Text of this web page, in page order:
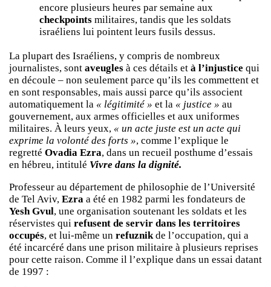
encore plusieurs heures par semaine aux
checkpoints militaires, tandis que les soldats
israéliens lui pointent leurs fusils dessus.
La plupart des Israéliens, y compris de nombreux
journalistes, sont aveugles à ces détails et à l’injustice qui
en découle – non seulement parce qu’ils les commettent et
en sont responsables, mais aussi parce qu’ils associent
automatiquement la « légitimité » et la « justice » au
gouvernement, aux armes officielles et aux uniformes
militaires. À leurs yeux, « un acte juste est un acte qui
exprime la volonté des forts », comme l’explique le
regretté Ovadia Ezra, dans un recueil posthume d’essais
en hébreu, intitulé Vivre dans la dignité.
Professeur au département de philosophie de l’Université
de Tel Aviv, Ezra a été en 1982 parmi les fondateurs de
Yesh Gvul, une organisation soutenant les soldats et les
réservistes qui refusent de servir dans les territoires
occupés, et lui-même un refuznik de l’occupation, qui a
été incarcéré dans une prison militaire à plusieurs reprises
pour cette raison. Comme il l’explique dans un essai datant
de 1997 :